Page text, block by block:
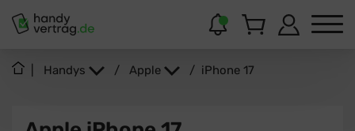
Handys / Apple / iPhone 17